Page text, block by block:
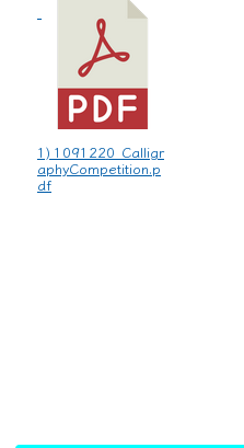
1) 1091220_Calligr
aphyCompetition.p
df